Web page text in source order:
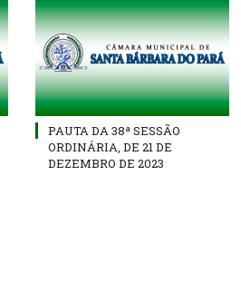
PAUTA DA 38ª SESSÃO
ORDINÁRIA, DE 21 DE
DEZEMBRO DE 2023